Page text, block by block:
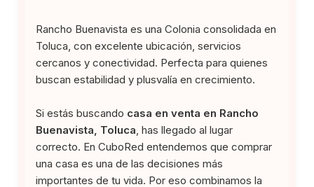
Rancho Buenavista es una Colonia consolidada en
Toluca, con excelente ubicación, servicios
cercanos y conectividad. Perfecta para quienes
buscan estabilidad y plusvalía en crecimiento.
Si estás buscando casa en venta en Rancho
Buenavista, Toluca , has llegado al lugar
correcto. En CuboRed entendemos que comprar
una casa es una de las decisiones más
importantes de tu vida. Por eso combinamos la